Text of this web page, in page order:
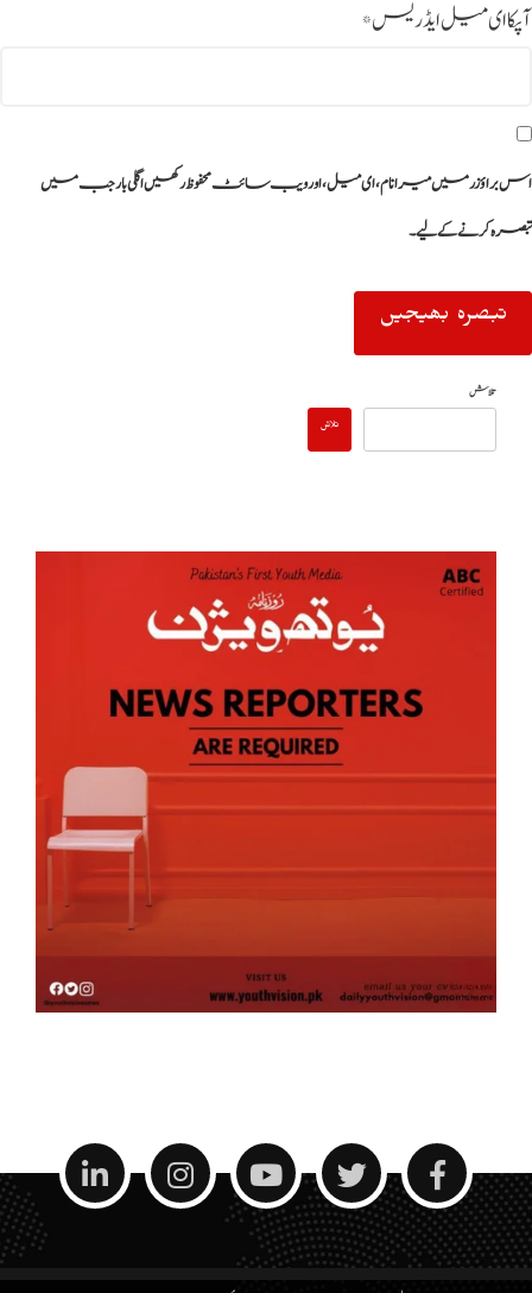
آپکا ای میل ایڈریس*
اس براؤزر میں میرا نام، ای میل، اور ویب سائٹ محفوظ رکھیں اگلی بار جب میں
تبصرہ کرنے کےلیے۔
تلاش
تلاش